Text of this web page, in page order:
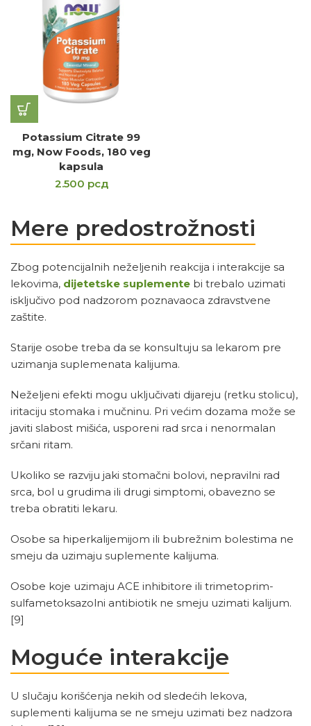
Potassium Citrate 99
mg, Now Foods, 180 veg
kapsula
2.500 рсд
Mere predostrožnosti
Zbog potencijalnih neželjenih reakcija i interakcije sa
lekovima, dijetetske suplemente bi trebalo uzimati
isključivo pod nadzorom poznavaoca zdravstvene
zaštite.
Starije osobe treba da se konsultuju sa lekarom pre
uzimanja suplemenata kalijuma.
Neželjeni efekti mogu uključivati dijareju (retku stolicu),
iritaciju stomaka i mučninu. Pri većim dozama može se
javiti slabost mišića, usporeni rad srca i nenormalan
srčani ritam.
Ukoliko se razviju jaki stomačni bolovi, nepravilni rad
srca, bol u grudima ili drugi simptomi, obavezno se
treba obratiti lekaru.
Osobe sa hiperkalijemijom ili bubrežnim bolestima ne
smeju da uzimaju suplemente kalijuma.
Osobe koje uzimaju ACE inhibitore ili trimetoprim-
sulfametoksazolni antibiotik ne smeju uzimati kalijum.
[9]
Moguće interakcije
U slučaju korišćenja nekih od sledećih lekova,
suplementi kalijuma se ne smeju uzimati bez nadzora